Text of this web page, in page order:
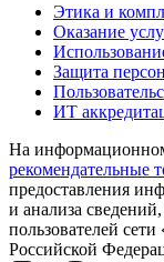
Этика и
Оказание
Защита
ИТ
На
рекомендательные
предоставления
и анализа
пользователей
Российской